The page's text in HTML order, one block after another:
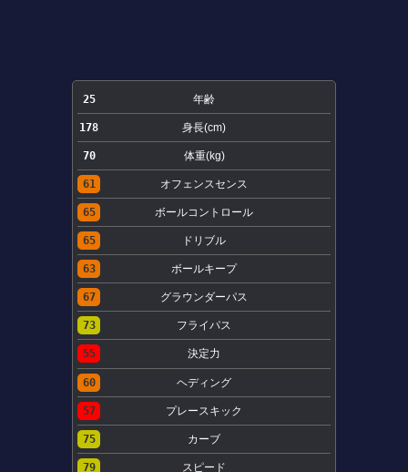
25 年齢
178 身長(cm)
70 体重(kg)
61 オフェンスセンス
65 ボールコントロール
65 ドリブル
63 ボールキープ
67 グラウンダーパス
73 フライパス
55 決定力
60 ヘディング
57 プレースキック
75 カーブ
79 スピード